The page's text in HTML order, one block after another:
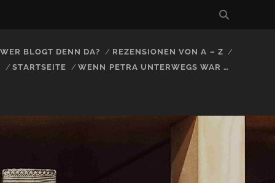
BLOGT DENN DA?
REZENSIONEN VON A – Z
STARTSEITE WENN PETRA UNTERWEGS WAR …